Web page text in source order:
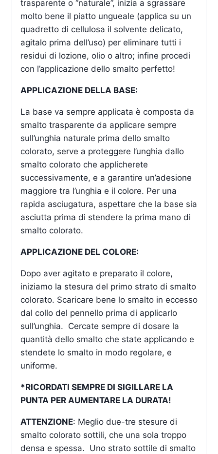
trasparente o “naturale”, inizia a sgrassare
molto bene il piatto ungueale (applica su un
quadretto di cellulosa il solvente delicato,
agitalo prima dell’uso) per eliminare tutti i
residui di lozione, olio o altro; infine procedi
con l’applicazione dello smalto perfetto!
APPLICAZIONE DELLA BASE:
La base va sempre applicata è composta da
smalto trasparente da applicare sempre
sull’unghia naturale prima dello smalto
colorato, serve a proteggere l’unghia dallo
smalto colorato che applicherete
successivamente, e a garantire un’adesione
maggiore tra l’unghia e il colore. Per una
rapida asciugatura, aspettare che la base sia
asciutta prima di stendere la prima mano di
smalto colorato.
APPLICAZIONE DEL COLORE:
Dopo aver agitato e preparato il colore,
iniziamo la stesura del primo strato di smalto
colorato. Scaricare bene lo smalto in eccesso
dal collo del pennello prima di applicarlo
sull’unghia. Cercate sempre di dosare la
quantità dello smalto che state applicando e
stendete lo smalto in modo regolare, e
uniforme.
*RICORDATI SEMPRE DI SIGILLARE LA
PUNTA PER AUMENTARE LA DURATA!
ATTENZIONE: Meglio due-tre stesure di
smalto colorato sottili, che una sola troppo
densa e spessa. Uno strato sottile di smalto